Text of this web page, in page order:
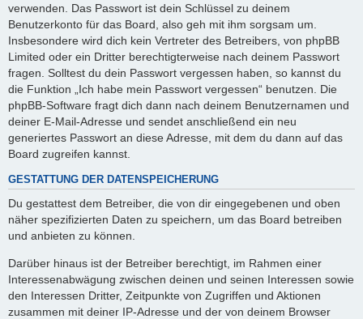
verwenden. Das Passwort ist dein Schlüssel zu deinem
Benutzerkonto für das Board, also geh mit ihm sorgsam um.
Insbesondere wird dich kein Vertreter des Betreibers, von phpBB
Limited oder ein Dritter berechtigterweise nach deinem Passwort
fragen. Solltest du dein Passwort vergessen haben, so kannst du
die Funktion „Ich habe mein Passwort vergessen“ benutzen. Die
phpBB-Software fragt dich dann nach deinem Benutzernamen und
deiner E-Mail-Adresse und sendet anschließend ein neu
generiertes Passwort an diese Adresse, mit dem du dann auf das
Board zugreifen kannst.
GESTATTUNG DER DATENSPEICHERUNG
Du gestattest dem Betreiber, die von dir eingegebenen und oben
näher spezifizierten Daten zu speichern, um das Board betreiben
und anbieten zu können.
Darüber hinaus ist der Betreiber berechtigt, im Rahmen einer
Interessenabwägung zwischen deinen und seinen Interessen sowie
den Interessen Dritter, Zeitpunkte von Zugriffen und Aktionen
zusammen mit deiner IP-Adresse und der von deinem Browser